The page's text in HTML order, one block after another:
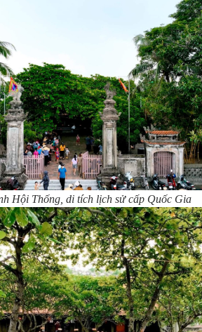
Hội Thống, di tích lịch sử cấp Quốc Gia